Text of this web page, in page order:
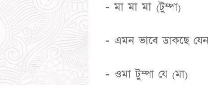
- মা মা মা (টুম্পা)
- এমন ভাবে ডাকছে
- ওমা টুম্পা যে (মা)